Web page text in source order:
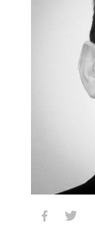
 